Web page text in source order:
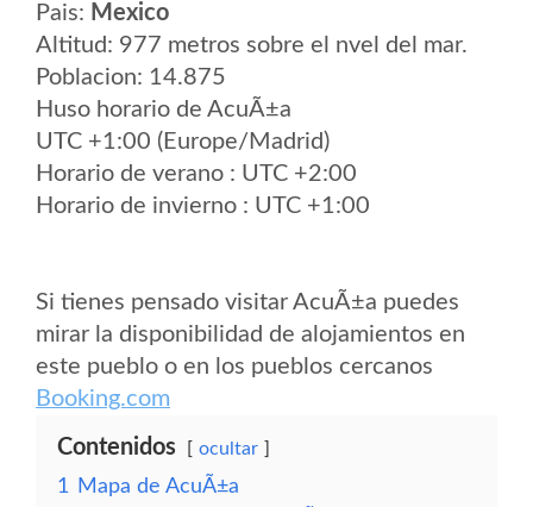
Pais: Mexico
Altitud: 977 metros sobre el nvel del mar.
Poblacion: 14.875
Huso horario de AcuÃ±a
UTC +1:00 (Europe/Madrid)
Horario de verano : UTC +2:00
Horario de invierno : UTC +1:00
Si tienes pensado visitar AcuÃ±a puedes
mirar la disponibilidad de alojamientos en
este pueblo o en los pueblos cercanos
Booking.com
Contenidos ocultar
1
Mapa de AcuÃ±a